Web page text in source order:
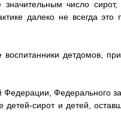
значительным число
далеко не всегда это
детдомов,
Федерации, Федерального
сирот и детей,